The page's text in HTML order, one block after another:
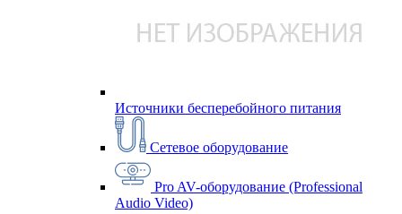
Источники бесперебойного питания
Сетевое оборудование
Pro AV-оборудование (Professional
Audio Video)